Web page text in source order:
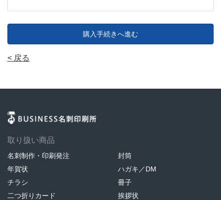
購入手続きへ進む
< 戻る
取り扱い商品
名刺制作・印刷発注
封筒
年賀状
ハガキ／DM
チラシ
冊子
二つ折りカード
挨拶状